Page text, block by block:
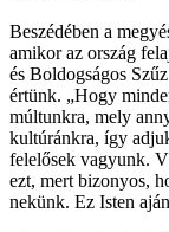
Beszédében a
amikor az ország
és Boldogságos
értünk. „Hogy
múltunkra, mely
kultúránkra, így
felelősek vagyunk.
ezt, mert bizonyos,
nekünk. Ez Isten